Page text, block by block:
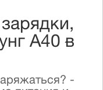
А40 в
-